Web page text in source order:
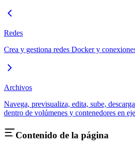
Redes
Crea y gestiona redes Docker y
Archivos
Navega, previsualiza, edita, sube,
dentro de volúmenes y contenedores en
Contenido de la página